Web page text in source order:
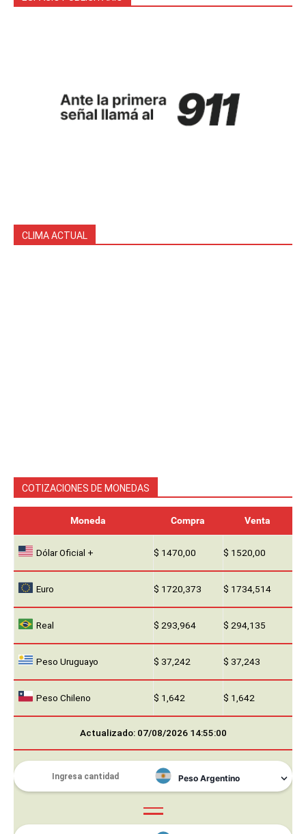
CLIMA ACTUAL
COTIZACIONES DE MONEDAS
Moneda Compra Venta
Dólar Oficial + $ 1470,00 $ 1520,00
Euro $ 1720,373 $ 1734,514
Real $ 293,964 $ 294,135
Peso Uruguayo $ 37,242 $ 37,243
Peso Chileno $ 1,642 $ 1,642
Actualizado: 07/08/2026 14:55:00